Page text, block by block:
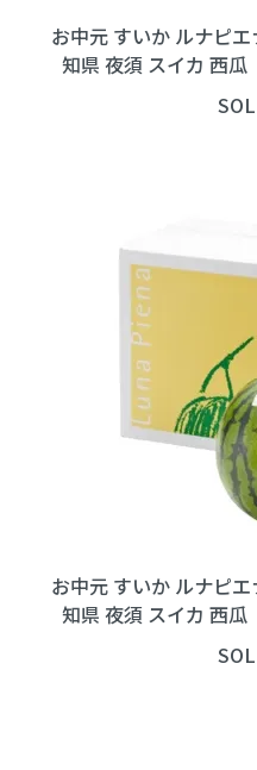
お中元 すいか ルナピ
知県 夜須 スイカ 西瓜
お中元 すいか ルナピ
知県 夜須 スイカ 西瓜